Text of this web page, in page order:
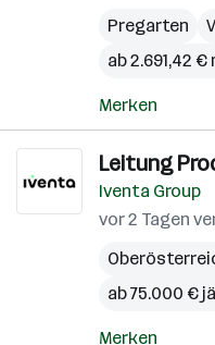
Pregarten
ab 2.691,42
Merken
Leitung
Iventa Group
vor 2 Tagen
ab 75.000 €
Merken